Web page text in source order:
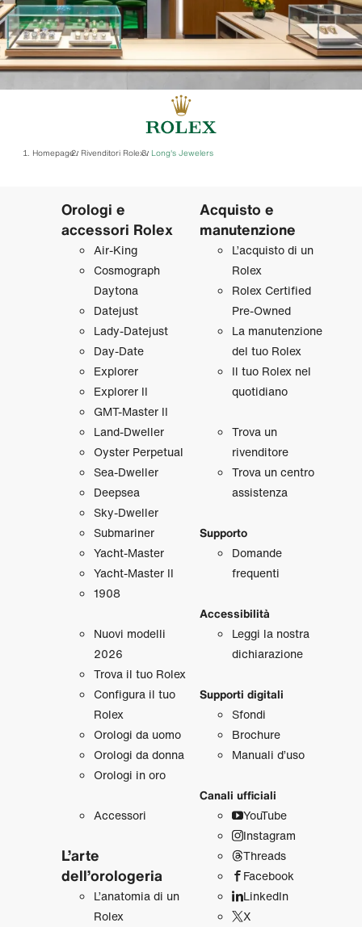
Homepage/ Rivenditori Rolex/ ‭Long's Jewelers‬
Orologi e
accessori Rolex
Air‑King
Cosmograph
Daytona
Datejust
Lady‑Datejust
Day‑Date
Explorer
Explorer II
GMT‑Master II
Land‑Dweller
Oyster Perpetual
Sea‑Dweller
Deepsea
Sky‑Dweller
Submariner
Yacht‑Master
Yacht‑Master II
1908
Nuovi modelli
2026
Trova il tuo Rolex
Configura il tuo
Rolex
Orologi da uomo
Orologi da donna
Orologi in oro
Accessori
L’arte
dell’orologeria
L’anatomia di un
Rolex
Acquisto e
manutenzione
L’acquisto di un
Rolex
Rolex Certified
Pre‑Owned
La manutenzione
del tuo Rolex
Il tuo Rolex nel
quotidiano
Trova un
rivenditore
Trova un centro
assistenza
Supporto
Domande
frequenti
Accessibilità
Leggi la nostra
dichiarazione
Supporti digitali
Sfondi
Brochure
Manuali d’uso
Canali ufficiali
YouTube
Instagram
Threads
Facebook
LinkedIn
X